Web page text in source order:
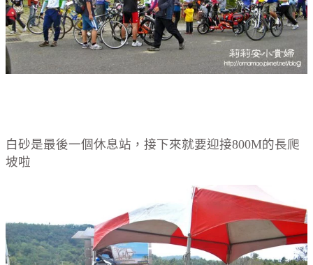
白砂是最後一個休息站，接下來就要迎接800M的長爬
坡啦